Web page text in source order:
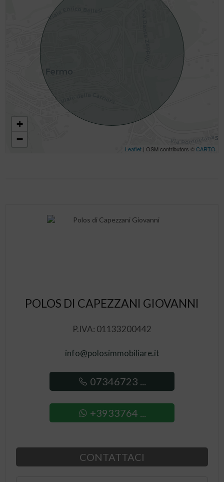
+
−
Leaflet| OSM contributors ©CARTO
POLOS DI CAPEZZANI GIOVANNI
P.IVA: 01133200442
info@polosimmobiliare.it
07346723 ...
+3933764 ...
CONTATTACI